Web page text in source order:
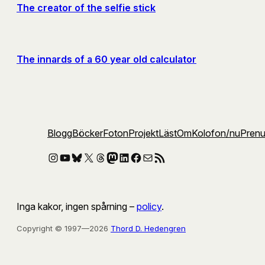
The creator of the selfie stick
The innards of a 60 year old calculator
BloggBöckerFotonProjektLästOmKolofon/nu
Instagram
YouTube
Bluesky
X Threads
Mastodon
LinkedIn
Facebook
E-postRSS-flöde
Inga kakor, ingen spårning – policy.
Copyright © 1997—2026 Thord D. Hedengren